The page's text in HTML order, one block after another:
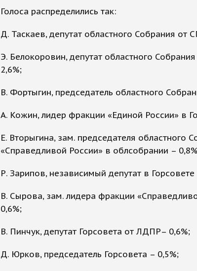
Голоса распределились так:
Д. Таскаев, депутат областного Собрания от
Э. Белокоровин, депутат областного
2,6%;
В. Фортыгин, председатель областного
А. Кожин, лидер фракции «Единой России» в
Е. Вторыгина, зам. председателя областного
«Справедливой России» в облсобрании –
Р. Зарипов, независимый депутат в Горсовете
В. Сырова, зам. лидера фракции
0,6%;
В. Пинчук, депутат Горсовета от ЛДПР– 0,6%;
Д. Юрков, председатель Горсовета – 0,5%;